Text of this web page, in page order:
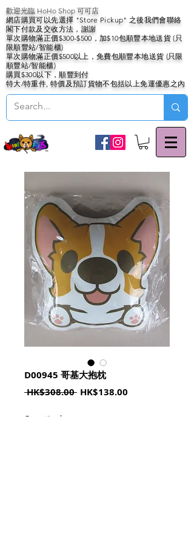
歡迎光臨 HoHo Shop 可可店
網店購買可以先選擇 "Store Pickup" 之後我們會聯絡
閣下付款及交收方法，謝謝
單次購物滿正價$300-$500，加$10包順豐本地送貨 (只
限順豐站/智能櫃)
單次購物滿正價$500以上，免費包順豐本地送貨 (只限
順豐站/智能櫃)
購買$300以下，順豐到付
特大/特重件, 特價及預訂貨物不包括以上免運優惠之內
D00945 哥基大抱枕
HK$308.00 Regular
HK$138.00
Quantity *